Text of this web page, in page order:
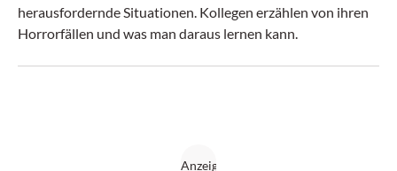
herausfordernde Situationen. Kollegen erzählen von ihren
Horrorfällen und was man daraus lernen kann.